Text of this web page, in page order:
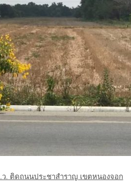
. ติดถนนประชาสำราญ เขตหนองจอก